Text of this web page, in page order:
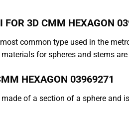
FOR 3D CMM HEXAGON
common type used in the
for spheres and stems
HEXAGON 03969271
of a section of a sphere and